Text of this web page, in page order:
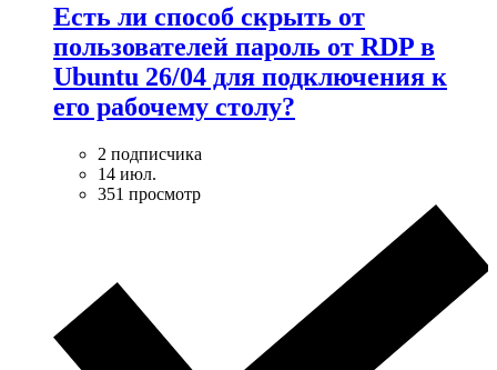
Есть ли способ скрыть от
пользователей пароль от RDP в
Ubuntu 26/04 для подключения к
его рабочему столу?
2 подписчика
14 июл.
351 просмотр